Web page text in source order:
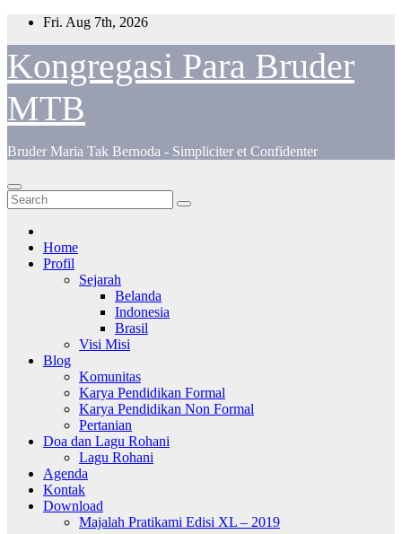
Skip
content
Fri. Aug 7th, 2026
Kongregasi Para Bruder
MTB
Bruder Maria Tak Bernoda - Simpliciter et Confidenter
Home
Profil
Sejarah
Belanda
Indonesia
Brasil
Visi Misi
Blog
Komunitas
Karya Pendidikan Formal
Karya Pendidikan Non Formal
Pertanian
Doa dan Lagu Rohani
Lagu Rohani
Agenda
Kontak
Download
Majalah Pratikami Edisi XL – 2019